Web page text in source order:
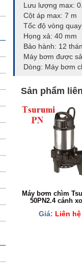
Lưu lượng max:
Cột áp max: 7 m
Tốc độ vòng
Họng xả: 40 mm
Bảo hành: 12
Máy bơm được
Dòng: Máy bơm
Sản phẩm
Máy bơm chìm
50PN2.4 cánh
Giá: Liên hệ